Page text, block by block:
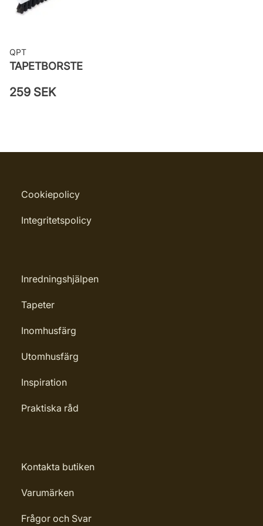
QPT
TAPETBORSTE
259 SEK
Cookiepolicy
Integritetspolicy
Inredningshjälpen
Tapeter
Inomhusfärg
Utomhusfärg
Inspiration
Praktiska råd
Kontakta butiken
Varumärken
Frågor och Svar